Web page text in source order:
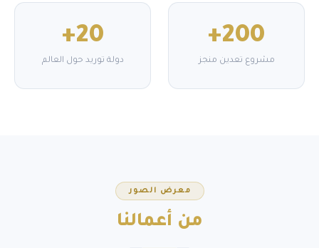
200+
مشروع تعدين منجز
20+
دولة توريد حول العالم
معرض الصور
من أعمالنا